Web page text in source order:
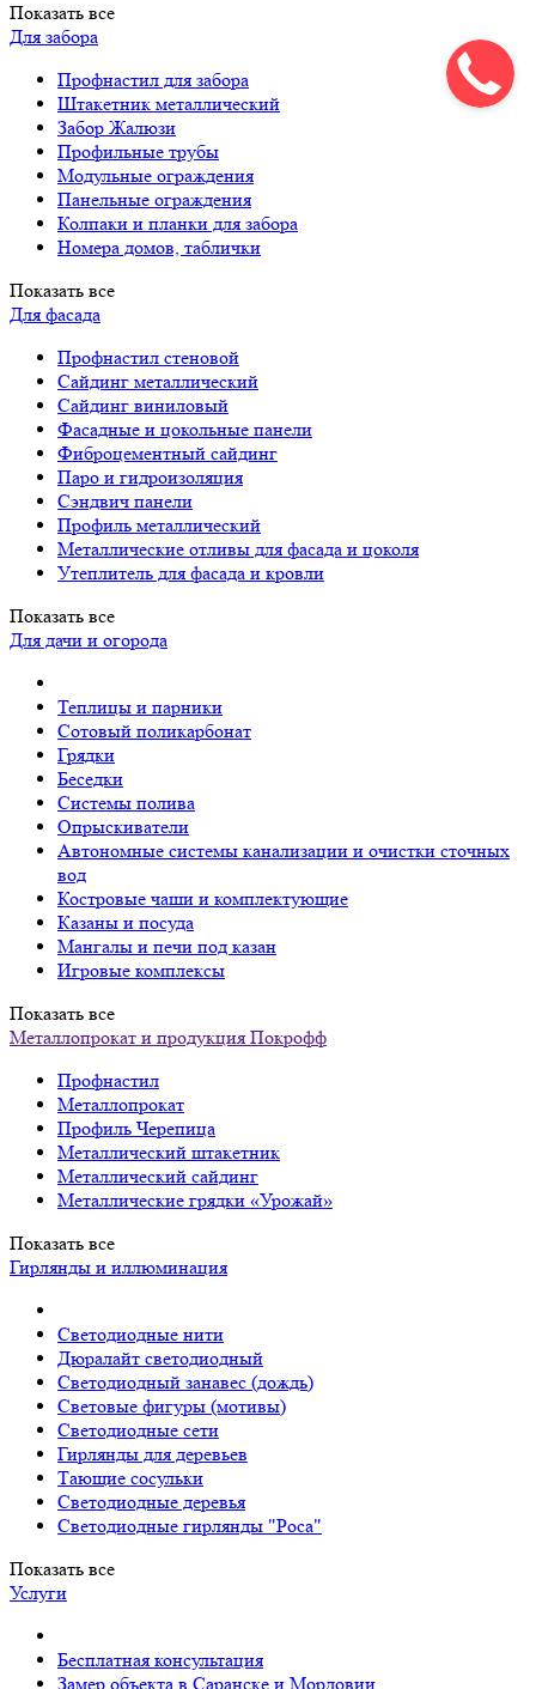
Показать все
Для забора
Профнастил для забора
Штакетник металлический
Забор Жалюзи
Профильные трубы
Модульные ограждения
Панельные ограждения
Колпаки и планки для забора
Номера домов, таблички
Показать все
Для фасада
Профнастил стеновой
Сайдинг металлический
Сайдинг виниловый
Фасадные и цокольные панели
Фиброцементный сайдинг
Паро и гидроизоляция
Сэндвич панели
Профиль металлический
Металлические отливы для фасада и цоколя
Утеплитель для фасада и кровли
Показать все
Для дачи и огорода
Теплицы и парники
Сотовый поликарбонат
Грядки
Беседки
Системы полива
Опрыскиватели
Автономные системы канализации и очистки сточных
вод
Костровые чаши и комплектующие
Казаны и посуда
Мангалы и печи под казан
Игровые комплексы
Показать все
Металлопрокат и продукция Покрофф
Профнастил
Металлопрокат
Профиль Черепица
Металлический штакетник
Металлический сайдинг
Металлические грядки «Урожай»
Показать все
Гирлянды и иллюминация
Светодиодные нити
Дюралайт светодиодный
Светодиодный занавес (дождь)
Световые фигуры (мотивы)
Светодиодные сети
Гирлянды для деревьев
Тающие сосульки
Светодиодные деревья
Светодиодные гирлянды "Роса"
Показать все
Услуги
Бесплатная консультация
Замер объекта в Саранске и Мордовии